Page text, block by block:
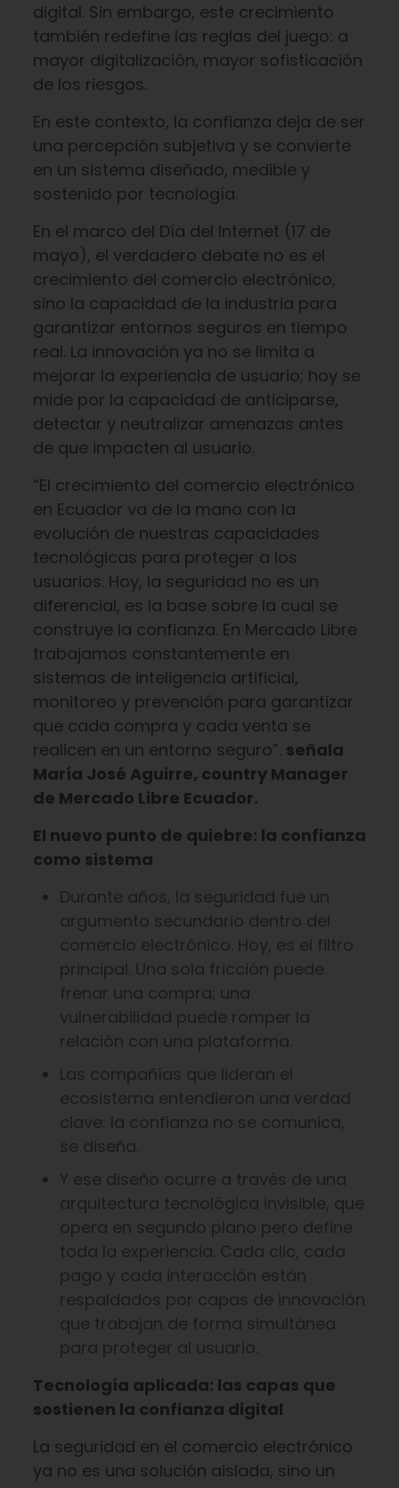
digital. Sin embargo, este crecimiento
también redefine las reglas del juego: a
mayor digitalización, mayor sofisticación
de los riesgos.
En este contexto, la confianza deja de ser
una percepción subjetiva y se convierte
en un sistema diseñado, medible y
sostenido por tecnología.
En el marco del Día del Internet (17 de
mayo), el verdadero debate no es el
crecimiento del comercio electrónico,
sino la capacidad de la industria para
garantizar entornos seguros en tiempo
real. La innovación ya no se limita a
mejorar la experiencia de usuario; hoy se
mide por la capacidad de anticiparse,
detectar y neutralizar amenazas antes
de que impacten al usuario.
“El crecimiento del comercio electrónico
en Ecuador va de la mano con la
evolución de nuestras capacidades
tecnológicas para proteger a los
usuarios. Hoy, la seguridad no es un
diferencial, es la base sobre la cual se
construye la confianza. En Mercado Libre
trabajamos constantemente en
sistemas de inteligencia artificial,
monitoreo y prevención para garantizar
que cada compra y cada venta se
realicen en un entorno seguro”. señala
María José Aguirre, country Manager
de Mercado Libre Ecuador.
El nuevo punto de quiebre: la confianza
como sistema
Durante años, la seguridad fue un
argumento secundario dentro del
comercio electrónico. Hoy, es el filtro
principal. Una sola fricción puede
frenar una compra; una
vulnerabilidad puede romper la
relación con una plataforma.
Las compañías que lideran el
ecosistema entendieron una verdad
clave: la confianza no se comunica,
se diseña.
Y ese diseño ocurre a través de una
arquitectura tecnológica invisible, que
opera en segundo plano pero define
toda la experiencia. Cada clic, cada
pago y cada interacción están
respaldados por capas de innovación
que trabajan de forma simultánea
para proteger al usuario.
Tecnología aplicada: las capas que
sostienen la confianza digital
La seguridad en el comercio electrónico
ya no es una solución aislada, sino un